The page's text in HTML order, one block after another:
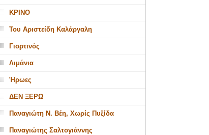
ΚΡΙΝΟ
Του Αριστείδη Καλάργαλη
Γιορτινός
Λιμάνια
Ήρωες
ΔΕΝ ΞΕΡΩ
Παναγιώτη Ν. Βέη, Χωρίς Πυξίδα
Παναγιώτης Σαλτογιάννης